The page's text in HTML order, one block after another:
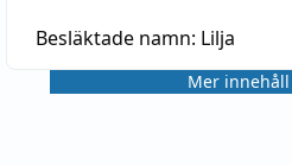
Besläktade namn: Lilja
Mer